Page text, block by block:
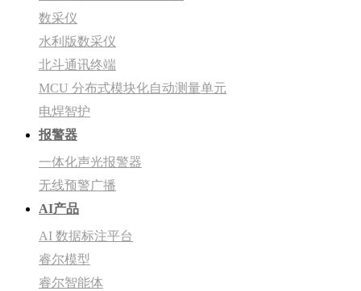
数采仪
水利版数采仪
北斗通讯终端
MCU 分布式模块化自动测量单元
电焊智护
报警器
一体化声光报警器
无线预警广播
AI产品
AI 数据标注平台
睿尔模型
睿尔智能体